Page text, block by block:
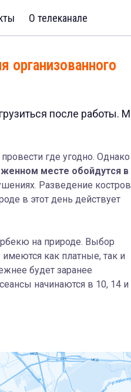
О телеканале
после работы.
где угодно.
месте обойдутся в
Разведение
в этот день действует
на природе. Выбор
как платные, так и
будет заранее
начинаются в 10, 14 и